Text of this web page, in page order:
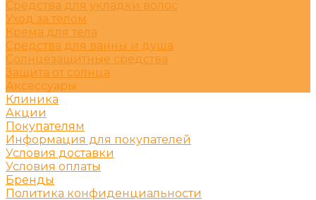
Средства для укладки волос
Уход за телом
Крема для тела
Средства для ванны и душа
Солнцезащитные средства
Защита от солнца
Аксессуары
Клиника
Акции
Покупателям
Информация для покупателей
Условия доставки
Условия оплаты
Бренды
Политика конфиденциальности